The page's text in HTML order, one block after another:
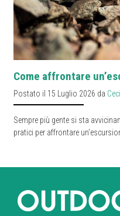
Come affrontare
Postato il 15 Luglio 2026 da
Sempre più gente si sta
pratici per affrontare